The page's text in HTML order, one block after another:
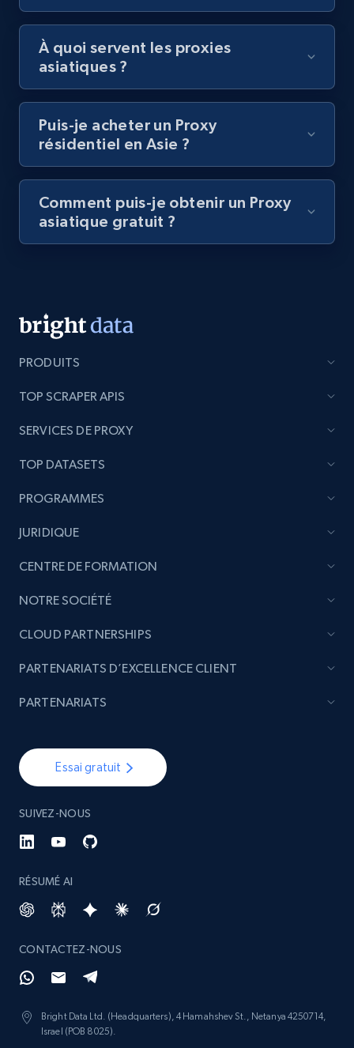
À quoi servent les proxies
asiatiques ?
Puis-je acheter un Proxy
résidentiel en Asie ?
Comment puis-je obtenir un Proxy
asiatique gratuit ?
PRODUITS
TOP SCRAPER APIS
SERVICES DE PROXY
TOP DATASETS
PROGRAMMES
JURIDIQUE
CENTRE DE FORMATION
NOTRE SOCIÉTÉ
Essai gratuit
SUIVEZ-NOUS
RÉSUMÉ AI
CONTACTEZ-NOUS
Bright Data Ltd. (Headquarters), 4 Hamahshev St., Netanya 4250714,
Israel (POB 8025).
CLOUD PARTNERSHIPS
PARTENARIATS D’EXCELLENCE CLIENT
PARTENARIATS